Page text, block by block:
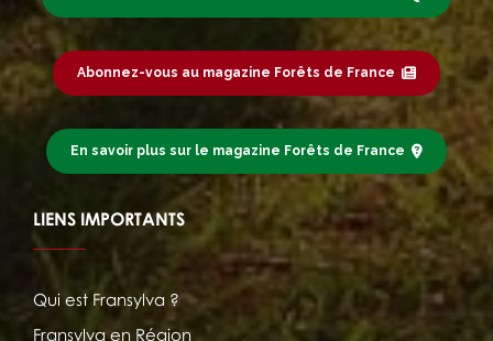
Abonnez-vous au magazine Forêts de France
En savoir plus sur le magazine Forêts de France
LIENS IMPORTANTS
Qui est Fransylva ?
Fransylva en Région